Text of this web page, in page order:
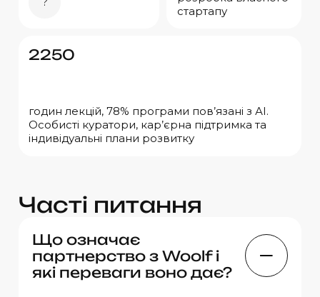
стартапу
2250
годин лекцій, 78% програми пов’язані з АІ.
Особисті куратори, кар’єрна підтримка та
індивідуальні плани розвитку
Часті питання
Що означає
партнерство з Woolf і
які переваги воно дає?